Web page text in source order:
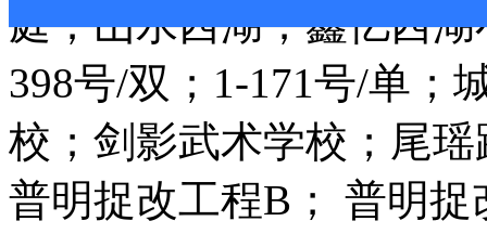
庭；山水西湖；鑫亿西
398号/双；1-171号/单；
校；剑影武术学校；尾
普明捉改工程B； 普明